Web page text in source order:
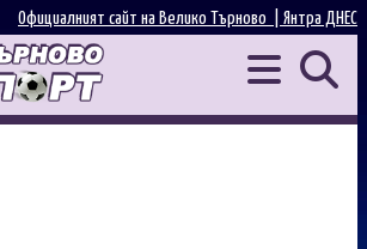
Янтра ДНЕС
Официалният сайт на Велико Търново |